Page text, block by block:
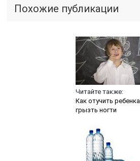
Похожие публикации
Читайте также:
Как отучить ребенка
грызть ногти